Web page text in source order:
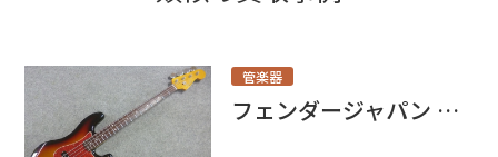
管楽器
フェンダージャパン PB62買取しました！